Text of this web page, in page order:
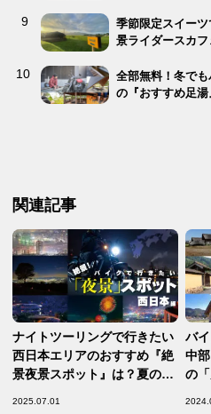
季節限定スイー
景ライダースカフ
全部無料！冬でも
の『おすすめ足
関連記事
ナイトツーリングで行きたい
西日本エリアのおすすめ『絶
景夜景スポット』は？夏の夜
2025.07.01
バ
中
の